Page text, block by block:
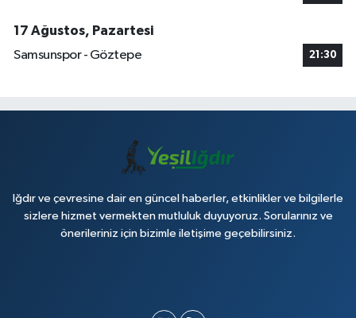
17 Ağustos, Pazartesi
Samsunspor - Göztepe
21:30
Iğdır ve çevresine dair en güncel haberler, etkinlikler ve bilgilerle
sizlere hizmet vermekten mutluluk duyuyoruz. Sorularınız ve
önerileriniz için bizimle iletişime geçebilirsiniz.